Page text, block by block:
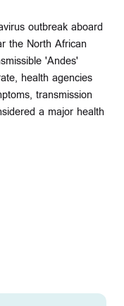
outbreak aboard
the North African
'Andes'
health agencies
transmission
a major health